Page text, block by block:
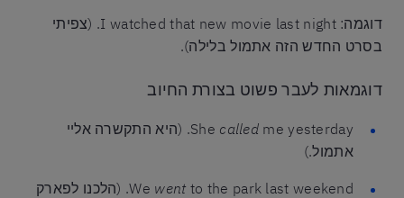
דוגמה: I watched that new movie last night. (צפיתי
בסרט החדש הזה אתמול בלילה).
דוגמאות לעבר פשוט בצורת החיוב
She called
me yesterday. (היא התקשרה אליי
אתמול.)
We went
to the park last weekend. (הלכנו לפארק